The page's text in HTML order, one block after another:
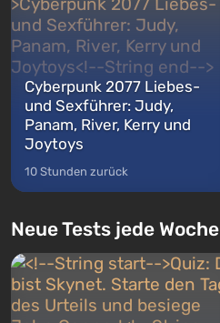
wechse...
Cyberpunk 2077 Liebes-
und Sexführer: Judy,
Panam, River, Kerry und
Joytoys
10 Stunden zurück
Neue Tests jede Woche